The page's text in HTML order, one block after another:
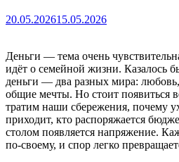
20.05.202615.05.2026
Деньги — тема очень
идёт о семейной жизни. Казалось
деньги — два разных мира: любовь,
общие мечты. Но стоит появиться
тратим наши сбережения, почему
приходит, кто распоряжается
столом появляется напряжение.
по-своему, и спор легко